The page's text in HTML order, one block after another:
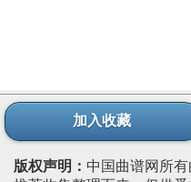
加入收藏
版权声明： 中国曲谱网所